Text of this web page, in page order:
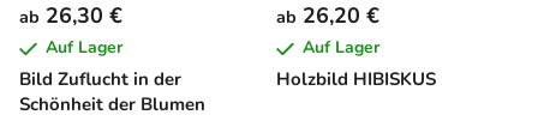
Bild Zuflucht in der
Schönheit der Blumen
ab 26,30 €
Auf Lager
Holzbild HIBISKUS
ab 26,20 €
Auf Lager